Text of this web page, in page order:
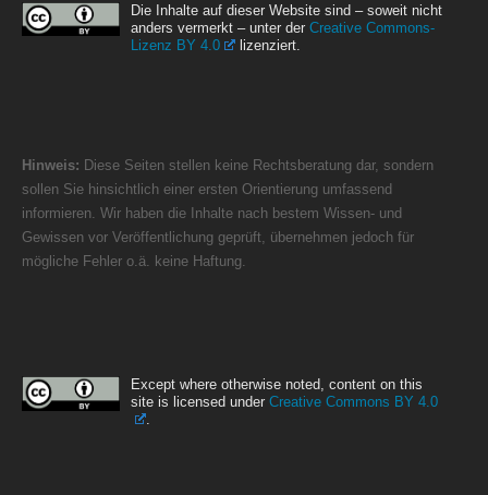
Die Inhalte auf dieser Website sind – soweit nicht
anders vermerkt – unter der Creative Commons-
Lizenz BY 4.0
lizenziert.
Hinweis: Diese Seiten stellen keine Rechtsberatung dar, sondern
sollen Sie hinsichtlich einer ersten Orientierung umfassend
informieren. Wir haben die Inhalte nach bestem Wissen- und
Gewissen vor Veröffentlichung geprüft, übernehmen jedoch für
mögliche Fehler o.ä. keine Haftung.
Except where otherwise noted, content on this
site is licensed under Creative Commons BY 4.0
.